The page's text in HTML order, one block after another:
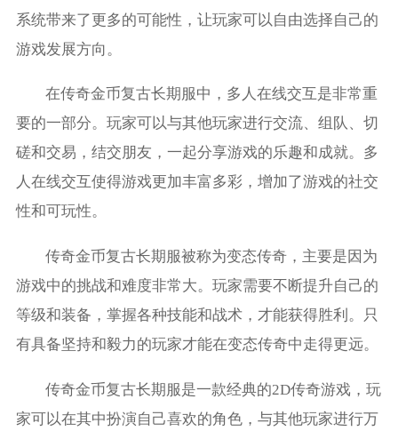
系统带来了更多的可能性，让玩家可以自由选择自己的
游戏发展方向。
在传奇金币复古长期服中，多人在线交互是非常重
要的一部分。玩家可以与其他玩家进行交流、组队、切
磋和交易，结交朋友，一起分享游戏的乐趣和成就。多
人在线交互使得游戏更加丰富多彩，增加了游戏的社交
性和可玩性。
传奇金币复古长期服被称为变态传奇，主要是因为
游戏中的挑战和难度非常大。玩家需要不断提升自己的
等级和装备，掌握各种技能和战术，才能获得胜利。只
有具备坚持和毅力的玩家才能在变态传奇中走得更远。
传奇金币复古长期服是一款经典的2D传奇游戏，玩
家可以在其中扮演自己喜欢的角色，与其他玩家进行万